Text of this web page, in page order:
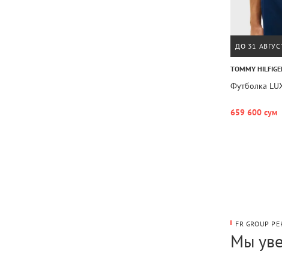
ДО 31
TOMMY
Футболка
659 600 сум
FR GROUP
Мы